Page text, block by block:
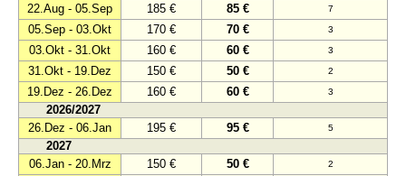
22.Aug - 05.Sep 185 € 85 € 7
05.Sep - 03.Okt 170 € 70 € 3
03.Okt - 31.Okt 160 € 60 € 3
31.Okt - 19.Dez 150 € 50 € 2
19.Dez - 26.Dez 160 € 60 € 3
2026/2027
26.Dez - 06.Jan
195 € 95 € 5
2027
06.Jan - 20.Mrz
150 € 50 € 2